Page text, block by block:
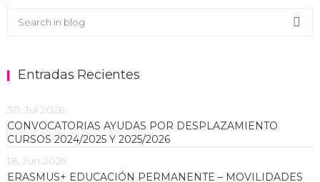
Buscar en el blog
Entradas Recientes
30, Jul 2026
CONVOCATORIAS AYUDAS POR DESPLAZAMIENTO
CURSOS 2024/2025 Y 2025/2026
18, Jun 2026
ERASMUS+ EDUCACIÓN PERMANENTE – MOVILIDADES